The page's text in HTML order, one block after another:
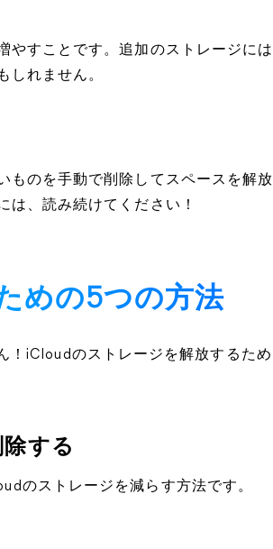
やすことです。追加のストレージには
しれません。
ものを手動で削除してスペースを解放
、読み続けてください！
めの5つの方法
！iCloudのストレージを解放するため
する
のストレージを減らす方法です。